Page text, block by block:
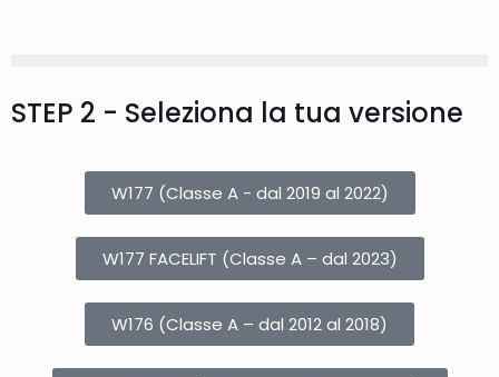
STEP 2 - Seleziona la tua versione
W177 (Classe A - dal 2019 al 2022)
W177 FACELIFT (Classe A – dal 2023)
W176 (Classe A – dal 2012 al 2018)